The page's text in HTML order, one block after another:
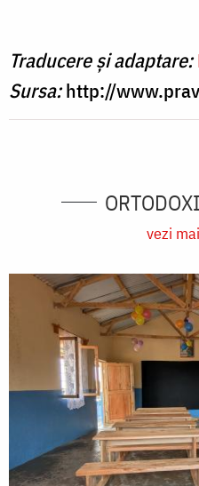
Traducere și adaptare:
Sursa:http://
vezi